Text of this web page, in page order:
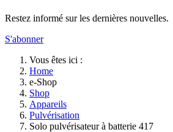
Restez informé sur les dernières nouvelles.
S'abonner
Vous êtes ici :
Home
e-Shop
Shop
Appareils
Pulvérisation
Solo pulvérisateur à batterie 417